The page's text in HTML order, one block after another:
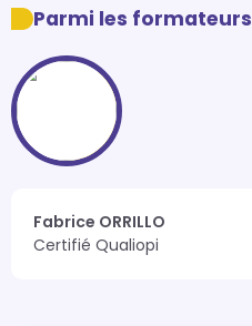
Parmi les formateurs
Fabrice ORRILLO
Certifié Qualiopi